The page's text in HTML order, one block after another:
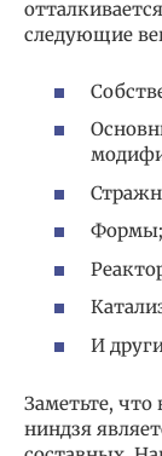
следующие
Формы;
И
Заметьте,
ниндзя